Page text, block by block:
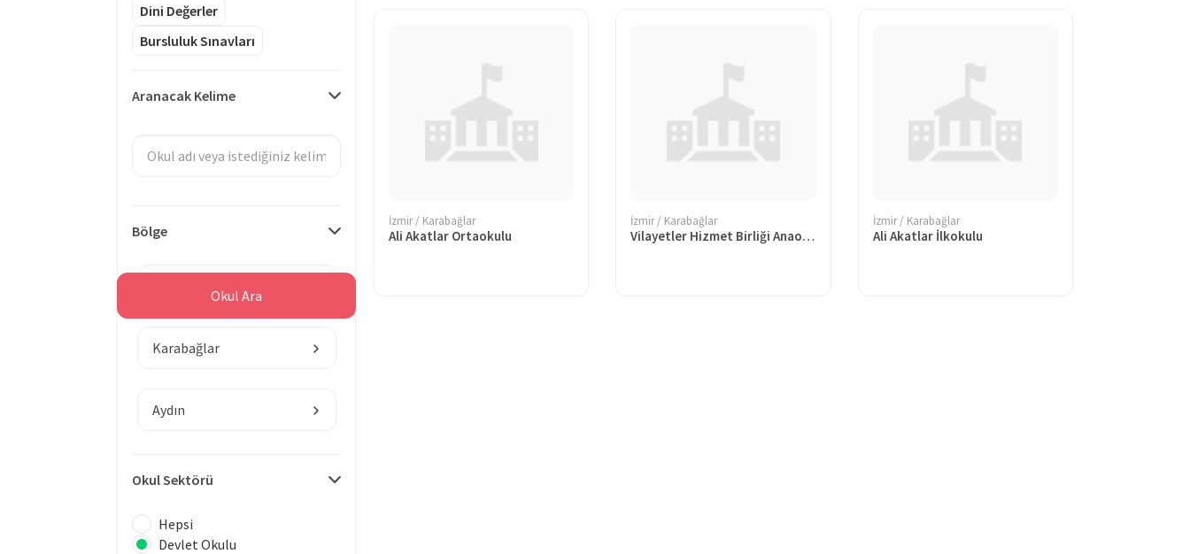
Dini Değerler
Bursluluk Sınavları
Aranacak Kelime
Bölge
Karabağlar
Aydın
Okul Sektörü
Hepsi
Devlet Okulu
Okul Ara
İzmir / Karabağlar
Ali Akatlar Ortaokulu
İzmir / Karabağlar
Vilayetler Hizmet Birliği Anaokulu-1
İzmir / Karabağlar
Ali Akatlar İlkokulu